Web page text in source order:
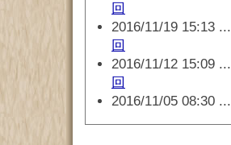
回
2016/11/19 15:13 ...
回
2016/11/12 15:09 ...
回
2016/11/05 08:30 ...